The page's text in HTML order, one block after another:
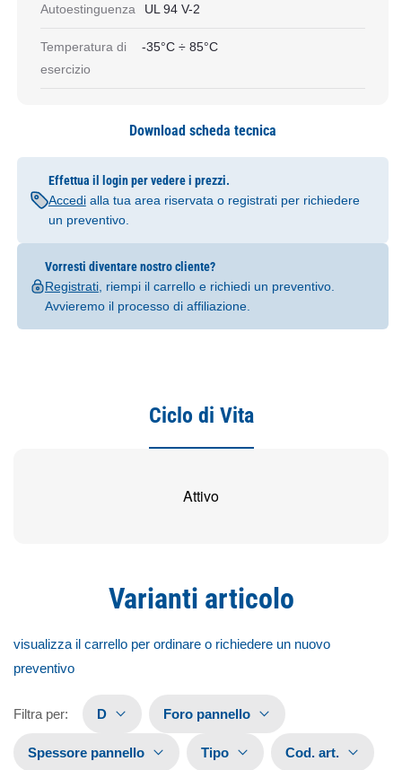
Autoestinguenza UL 94 V-2
Temperatura di
esercizio
-35°C ÷ 85°C
Download scheda tecnica
Effettua il login per vedere i prezzi.
Accedialla tua area riservata o registrati per richiedere
un preventivo.
Vorresti diventare nostro cliente?
Registrati, riempi il carrello e richiedi un preventivo.
Avvieremo il processo di affiliazione.
Ciclo di Vita
Attivo
Varianti articolo
visualizza il carrello per ordinare o richiedere un nuovo
preventivo
Filtra per: D Foro pannello
Spessore pannello Tipo Cod. art.